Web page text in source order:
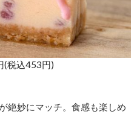
(税込453円)
絶妙にマッチ。食感も楽しめ